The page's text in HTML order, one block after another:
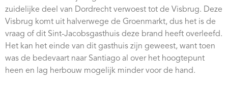
Webshop
Contact
zuidelijke deel van Dordrecht verwoest tot de Visbrug. Deze
Visbrug komt uit halverwege de Groenmarkt, dus het is de
vraag of dit Sint-Jacobsgasthuis deze brand heeft overleefd.
Het kan het einde van dit gasthuis zijn geweest, want toen
was de bedevaart naar Santiago al over het hoogtepunt
heen en lag herbouw mogelijk minder voor de hand.